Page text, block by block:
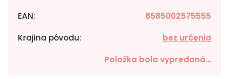
EAN: 8585002575555
Krajina pôvodu: bez určenia
Položka bola vypredaná…